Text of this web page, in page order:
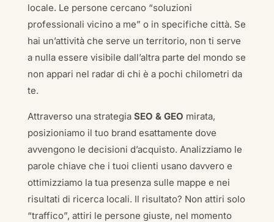
locale. Le persone cercano “soluzioni
professionali vicino a me” o in specifiche città. Se
hai un’attività che serve un territorio, non ti serve
a nulla essere visibile dall’altra parte del mondo se
non appari nel radar di chi è a pochi chilometri da
te.
Attraverso una strategia SEO & GEO mirata,
posizioniamo il tuo brand esattamente dove
avvengono le decisioni d’acquisto. Analizziamo le
parole chiave che i tuoi clienti usano davvero e
ottimizziamo la tua presenza sulle mappe e nei
risultati di ricerca locali. Il risultato? Non attiri solo
“traffico”, attiri le persone giuste, nel momento